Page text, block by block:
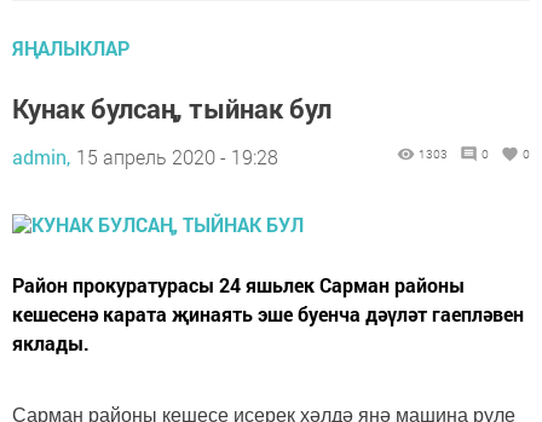
ЯҢАЛЫКЛАР
Кунак булсаң, тыйнак бул
admin, 15 апрель 2020 - 19:28 1303 0 0
Район прокуратурасы 24 яшьлек Сарман районы
кешесенә карата җинаять эше буенча дәүләт гаепләвен
яклады.
Сарман районы кешесе исерек хәлдә янә машина руле